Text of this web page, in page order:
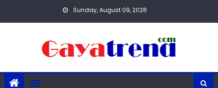
Sunday, August 09, 2026